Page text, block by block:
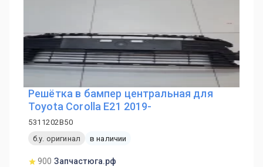
Решётка в бампер центральная для
Toyota Corolla E21 2019-
5311202B50
б.у. оригинал
в наличии
900 Запчастюга.рф